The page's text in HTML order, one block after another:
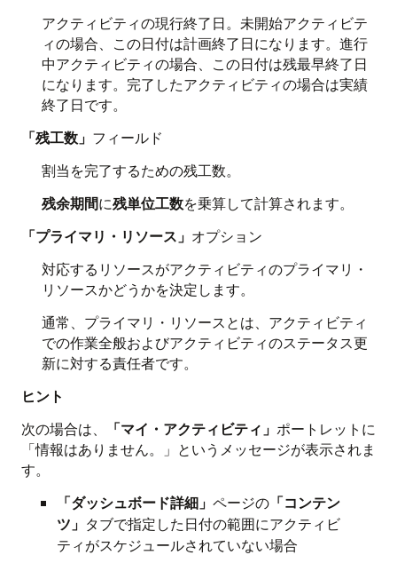
アクティビティの現行終了日。未開始アクティビテ
ィの場合、この日付は計画終了日になります。進行
中アクティビティの場合、この日付は残最早終了日
になります。完了したアクティビティの場合は実績
終了日です。
「残工数」 フィールド
割当を完了するための残工数。
残余期間に残単位工数を乗算して計算されます。
「プライマリ・リソース」 オプション
対応するリソースがアクティビティのプライマリ・
リソースかどうかを決定します。
通常、プライマリ・リソースとは、アクティビティ
での作業全般およびアクティビティのステータス更
新に対する責任者です。
ヒント
次の場合は、
「マイ・アクティビティ」 ポートレットに
「情報はありません。」というメッセージが表示されま
す。
「ダッシュボード詳細」 ページの 「コンテン
ツ」 タブで指定した日付の範囲にアクティビ
ティがスケジュールされていない場合